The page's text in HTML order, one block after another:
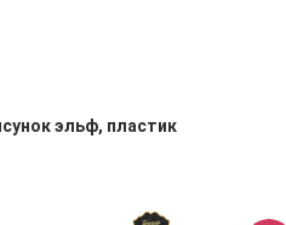
эльф, пластик